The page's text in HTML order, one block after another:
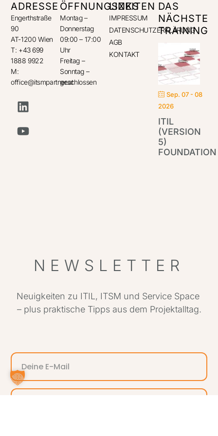
ADRESSE
Engerthstraße
90
AT-1200 Wien
T: +43 699
1888 9922
M:
office@itsmpartner.at
ÖFFNUNGSZEITEN
Montag –
Donnerstag
09:00 – 17:00
Uhr
Freitag –
Sonntag –
geschlossen
LINKS
IMPRESSUM
DATENSCHUTZERKLÄRUNG
AGB
KONTAKT
DAS
NÄCHSTE
TRAINING
Sep. 07 - 08
2026
ITIL
(VERSION
5)
FOUNDATION
NEWSLETTER
Neuigkeiten zu ITIL, ITSM und Service Space
– plus praktische Tipps aus dem Projektalltag.